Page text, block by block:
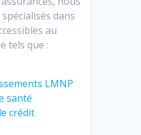
dans
au
tels que :
LMNP
santé
crédit